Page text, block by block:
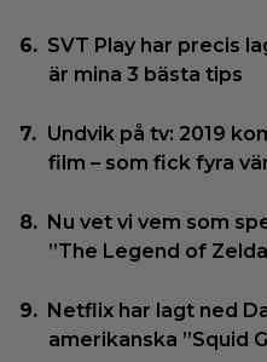
SVT Play har precis
är mina 3 bästa tips
Undvik på tv: 2019
film – som fick fyra
Nu vet vi vem som
”The Legend of
Netflix har lagt ned
amerikanska ”Squid